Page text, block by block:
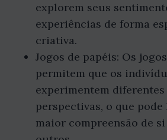
explorem seus
experiências de forma
criativa.
Jogos de papéis: Os
permitem que os
experimentem diferentes
perspectivas, o que pode
maior compreensão de